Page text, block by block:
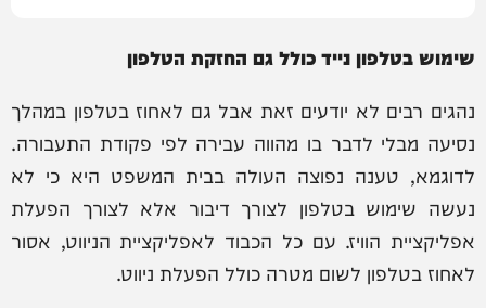
שימוש בטלפון נייד כולל גם החזקת הטלפון
נהגים רבים לא יודעים זאת אבל גם לאחוז בטלפון במהלך
נסיעה מבלי לדבר בו מהווה עבירה לפי פקודת התעבורה.
לדוגמא, טענה נפוצה העולה בבית המשפט היא כי לא
נעשה שימוש בטלפון לצורך דיבור אלא לצורך הפעלת
אפליקציית הוויז. עם כל הכבוד לאפליקציית הניווט, אסור
לאחוז בטלפון לשום מטרה כולל הפעלת ניווט.